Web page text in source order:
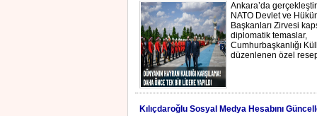
Ankara’da
NATO Devlet ve
Başkanları Zirvesi
diplomatik temaslar,
Cumhurbaşkanlığı
düzenlenen özel
Kılıçdaroğlu Sosyal Medya Hesabını